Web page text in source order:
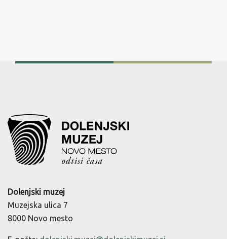
Dolenjski muzej
Muzejska ulica 7
8000 Novo mesto